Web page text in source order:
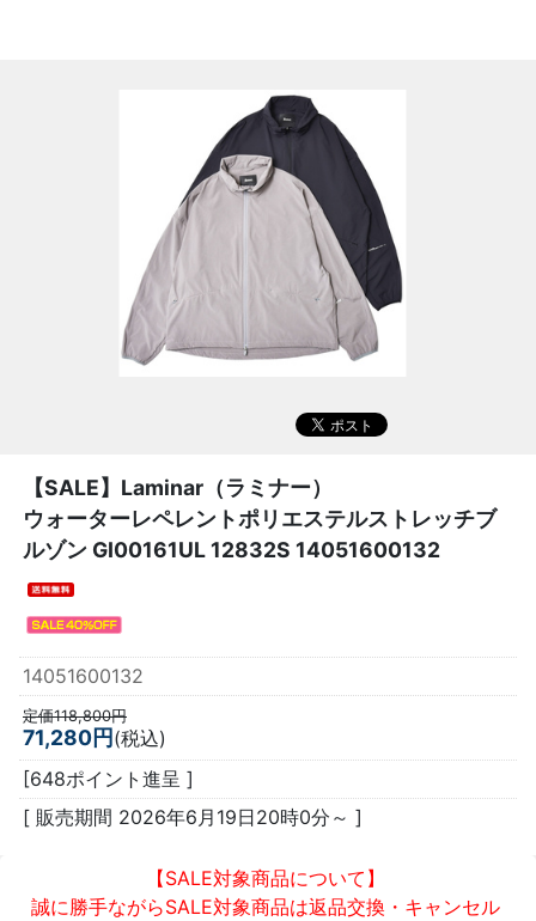
【SALE】 Laminar（ラミナー）
ウォーターレペレントポリエステルストレッチブ
ルゾン GI00161UL 12832S 14051600132
14051600132
定価118,800円
71,280円 (税込)
[648ポイント進呈 ]
[ 販売期間 2026年6月19日20時0分 ～ ]
【SALE対象商品について】
誠に勝手ながらSALE対象商品は返品交換・キャンセル